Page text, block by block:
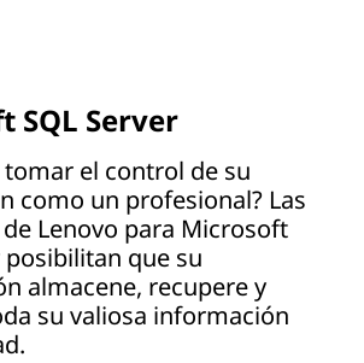
SQL Server
tomar el control de su
como un profesional? Las
Lenovo para Microsoft
posibilitan que su
almacene, recupere y
su valiosa información